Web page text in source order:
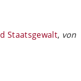
Staatsgewalt, von